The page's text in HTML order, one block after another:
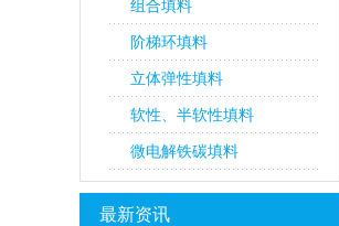
组合填料
阶梯环填料
立体弹性填料
软性、半软性填料
微电解铁碳填料
最新资讯